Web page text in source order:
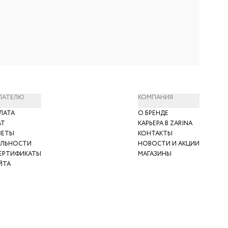
КОМПАНИЯ
О БРЕНДЕ
КАРЬЕРА В ZARINA
КОНТАКТЫ
НОВОСТИ И АКЦИИ
МАГАЗИНЫ